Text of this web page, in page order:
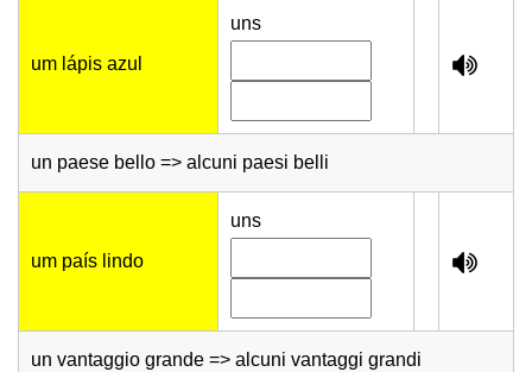
um lápis azul
uns
un paese bello => alcuni paesi belli
um país lindo
uns
un vantaggio grande => alcuni vantaggi grandi